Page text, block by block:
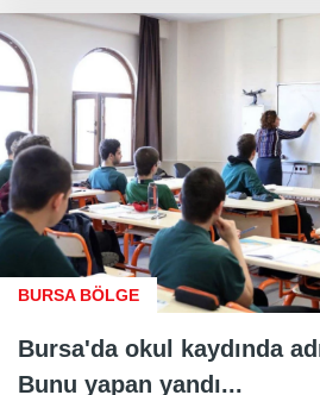
BURSA BÖLGE
Bursa'da okul kaydında
Bunu yapan yandı...